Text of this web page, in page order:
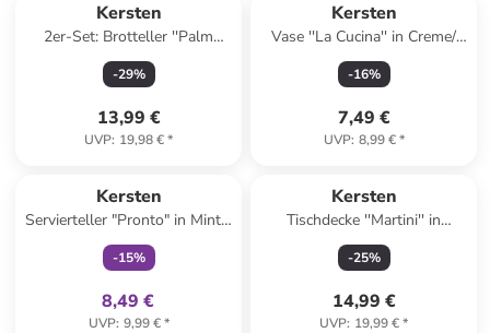
Kersten
2er-Set: Brotteller ''Palm
Tree'' in Bunt - Ø 16 cm
-29%
13,99 €
UVP: 19,98 €*
Kersten
Vase ''La Cucina'' in Creme/
Gelb - (H)15 x Ø 10 cm
-16%
7,49 €
UVP: 8,99 €*
Kersten
Servierteller "Pronto" in Mint -
(B)21 x (H)12,5 cm
-15%
8,49 €
UVP: 9,99 €*
Kersten
Tischdecke ''Martini'' in
Orange/ Pink - Ø 90 cm
-25%
14,99 €
UVP: 19,99 €*